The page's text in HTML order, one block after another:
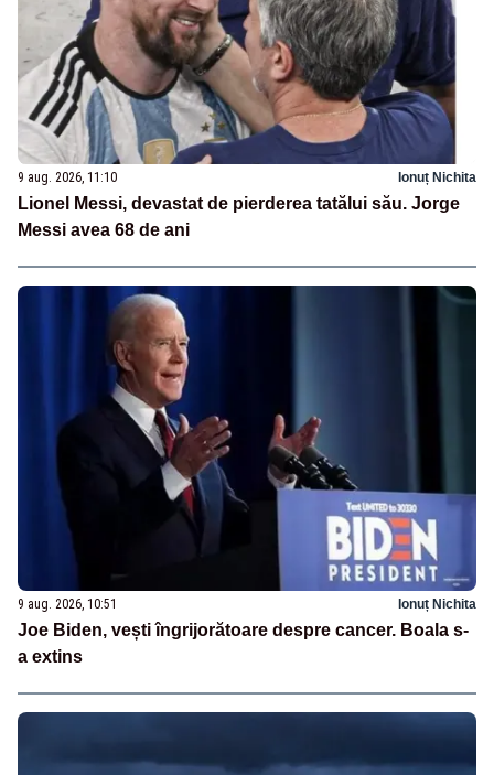
9 aug. 2026, 11:10 Ionuț Nichita
Lionel Messi, devastat de pierderea tatălui său. Jorge
Messi avea 68 de ani
9 aug. 2026, 10:51 Ionuț Nichita
Joe Biden, vești îngrijorătoare despre cancer. Boala s-
a extins